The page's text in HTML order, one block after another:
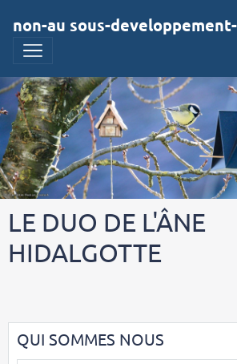
non-au sous-
LE DUO DE L'ÂNE
HIDALGOTTE
QUI SOMMES NOUS